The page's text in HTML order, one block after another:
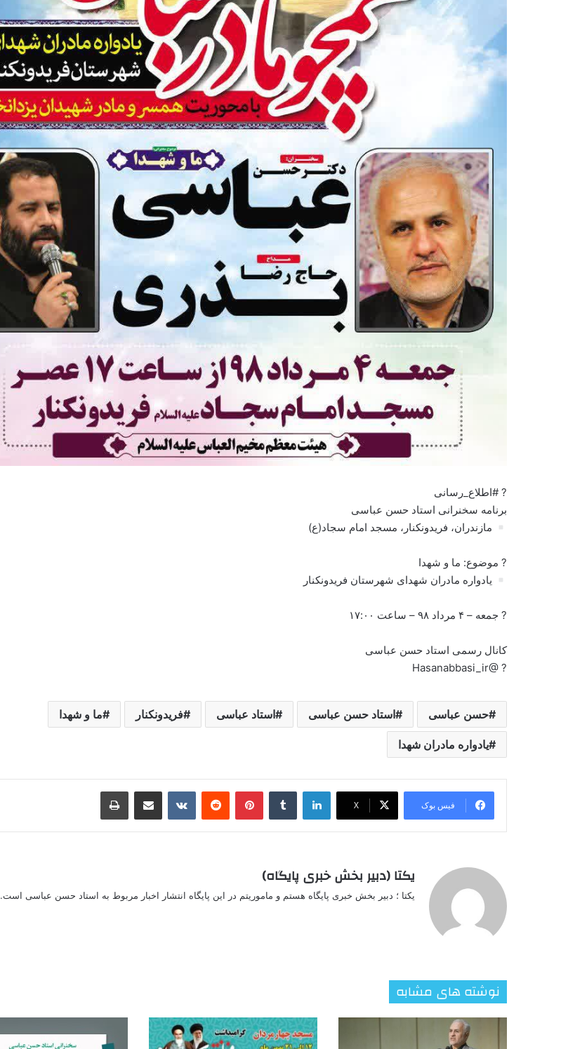
? #اطلاع_رسانی
برنامه سخنرانی استاد حسن عباسی
مازندران، فریدونکنار، مسجد امام سجاد(ع)
? موضوع: ما و شهدا
یادواره مادران شهدای شهرستان فریدونکنار
? جمعه – ۴ مرداد ۹۸ – ساعت ۱۷:۰۰
کانال رسمی استاد حسن عباسی
? @Hasanabbasi_ir
حسن عباسی استاد حسن عباسی استاد عباسی فریدونکنار ما و شهدا
یادواره مادران شهدا
فیس بوک X
لینکدین ‫تامبلر ‫پین‌ترست‫رددیت ‫VKontakteاشتراک گذاری از طریق ایمیل چاپ
یکتا (دبیر بخش خبری پایگاه)
یکتا ؛ دبیر بخش خبری پایگاه هستم و ماموریتم در این پایگاه انتشار اخبار مربوط به استاد حسن عباسی است.
نوشته های مشابه